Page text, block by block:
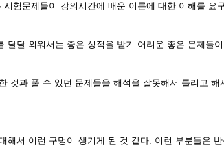
험문제들이 강의시간에 배운 이론에 대한 이해를 요
달달 외워서는 좋은 성적을 받기 어려운 좋은 문제들
것과 풀 수 있던 문제들을 해석을 잘못해서 틀리고
해서 이런 구멍이 생기게 된 것 같다. 이런 부분들은